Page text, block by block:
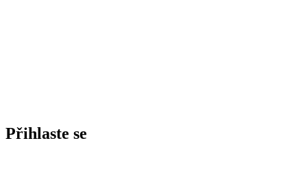
Přihlaste se